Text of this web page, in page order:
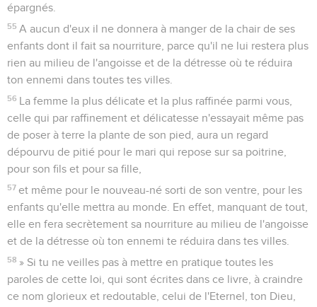
épargnés.
55 A aucun d'eux il ne donnera à manger de la chair de ses
enfants dont il fait sa nourriture, parce qu'il ne lui restera plus
rien au milieu de l'angoisse et de la détresse où te réduira
ton ennemi dans toutes tes villes.
56 La femme la plus délicate et la plus raffinée parmi vous,
celle qui par raffinement et délicatesse n'essayait même pas
de poser à terre la plante de son pied, aura un regard
dépourvu de pitié pour le mari qui repose sur sa poitrine,
pour son fils et pour sa fille,
57 et même pour le nouveau-né sorti de son ventre, pour les
enfants qu'elle mettra au monde. En effet, manquant de tout,
elle en fera secrètement sa nourriture au milieu de l'angoisse
et de la détresse où ton ennemi te réduira dans tes villes.
58 » Si tu ne veilles pas à mettre en pratique toutes les
paroles de cette loi, qui sont écrites dans ce livre, à craindre
ce nom glorieux et redoutable, celui de l'Eternel, ton Dieu,